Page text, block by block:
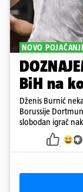
NOVO
BiH na
Dženis Burnić
Borussije
slobodan igrač
konkurenciju u